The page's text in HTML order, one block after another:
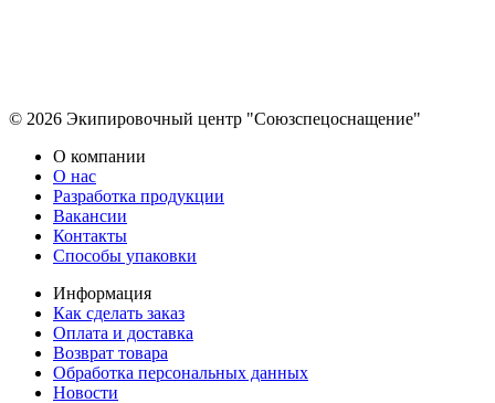
© 2026 Экипировочный центр "Союзспецоснащение"
О компании
О нас
Разработка продукции
Вакансии
Контакты
Способы упаковки
Информация
Как сделать заказ
Оплата и доставка
Возврат товара
Обработка персональных данных
Новости